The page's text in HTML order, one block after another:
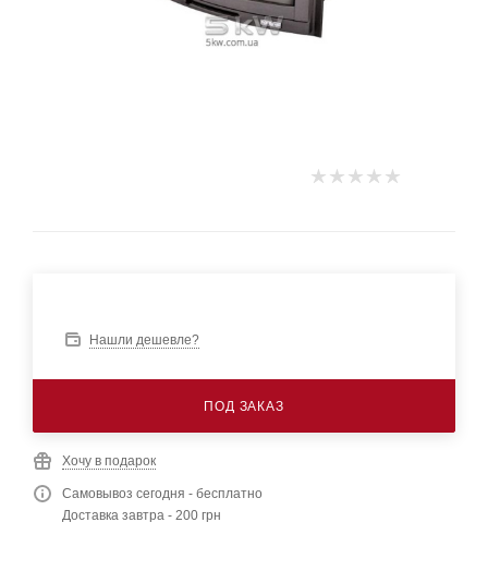
Нашли дешевле?
ПОД ЗАКАЗ
Хочу в подарок
Самовывоз сегодня - бесплатно
Доставка завтра - 200 грн